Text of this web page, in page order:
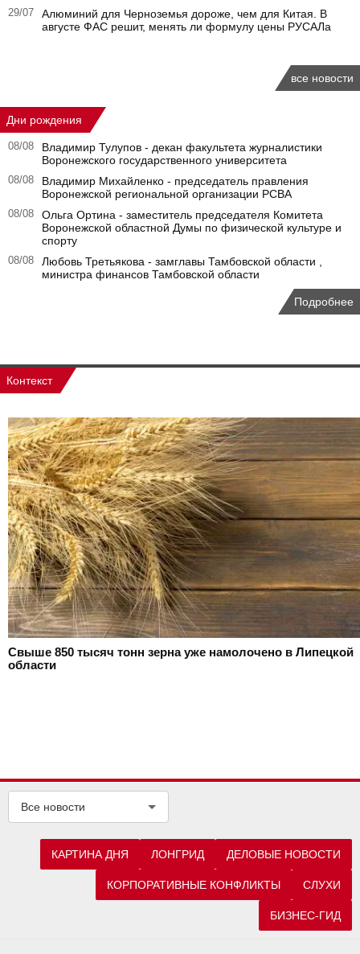
29/07
Алюминий для Черноземья дороже, чем для Китая. В
августе ФАС решит, менять ли формулу цены РУСАЛа
все новости
Дни рождения
08/08
Владимир Тулупов - декан факультета журналистики
Воронежского государственного университета
08/08
Владимир Михайленко - председатель правления
Воронежской региональной организации РСВА
08/08
Ольга Ортина - заместитель председателя Комитета
Воронежской областной Думы по физической культуре и
спорту
08/08
Любовь Третьякова - замглавы Тамбовской области ,
министра финансов Тамбовской области
Подробнее
Контекст
Свыше 850 тысяч тонн зерна уже намолочено в Липецкой
области
Все новости
КАРТИНА ДНЯ ЛОНГРИД ДЕЛОВЫЕ НОВОСТИ
КОРПОРАТИВНЫЕ КОНФЛИКТЫ СЛУХИ
БИЗНЕС-ГИД